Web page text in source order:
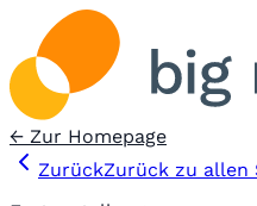
← Zur Homepage
ZurückZurück zu allen